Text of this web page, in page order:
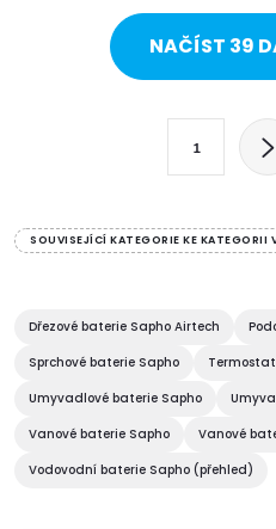
Dojem starší patiny může...
d
c
p
NAČÍST 39
á
o
á
n
1
SOUVISEJÍCÍ KATEGORIE KE KATEGORII
Dřezové baterie Sapho Airtech
Sprchové baterie Sapho
Umyvadlové baterie Sapho
Vanové baterie Sapho
Vanové
Vodovodní baterie Sapho (přehled)